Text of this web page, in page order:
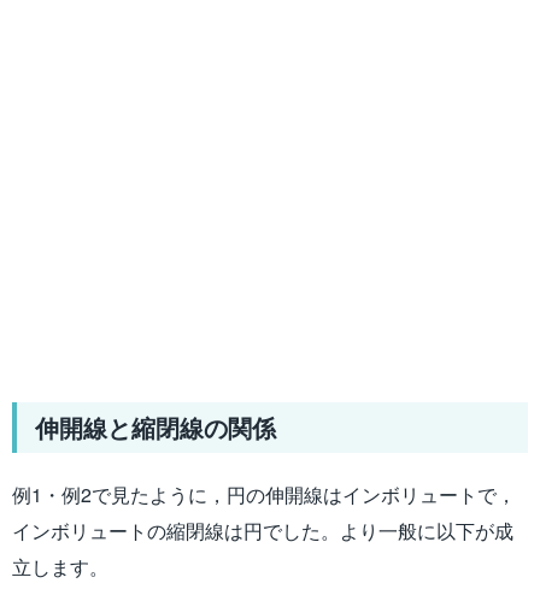
伸開線と縮閉線の関係
例1・例2で見たように，円の伸開線はインボリュートで，
インボリュートの縮閉線は円でした。より一般に以下が成
立します。